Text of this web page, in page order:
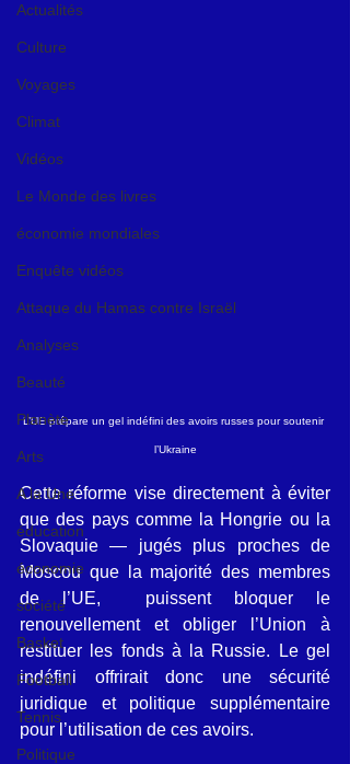
Actualités
Culture
Voyages
Climat
Vidéos
Le Monde des livres
économie mondiales
Enquête vidéos
Attaque du Hamas contre Israël
Analyses
Beauté
Planète
Arts
A la Une
éducation
économie
société
Basket
Football
Tennis
Politique
L’UE prépare un gel indéfini des avoirs russes pour soutenir
l’Ukraine
Cette réforme vise directement à éviter
que des pays comme la Hongrie ou la
Slovaquie — jugés plus proches de
Moscou que la majorité des membres
de l’UE,  puissent bloquer le
renouvellement et obliger l’Union à
restituer les fonds à la Russie. Le gel
indéfini offrirait donc une sécurité
juridique et politique supplémentaire
pour l’utilisation de ces avoirs.